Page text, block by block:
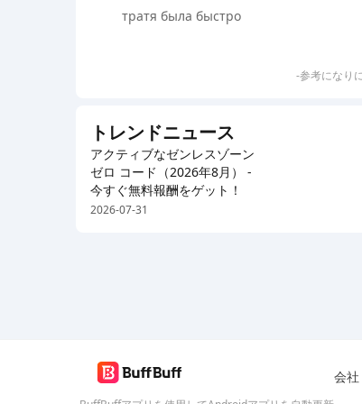
тратя была быстро
-参考になり
トレンドニュース
アクティブなゼンレスゾーン
ゼロ コード（2026年8月） -
今すぐ無料報酬をゲット！
2026-07-31
会社